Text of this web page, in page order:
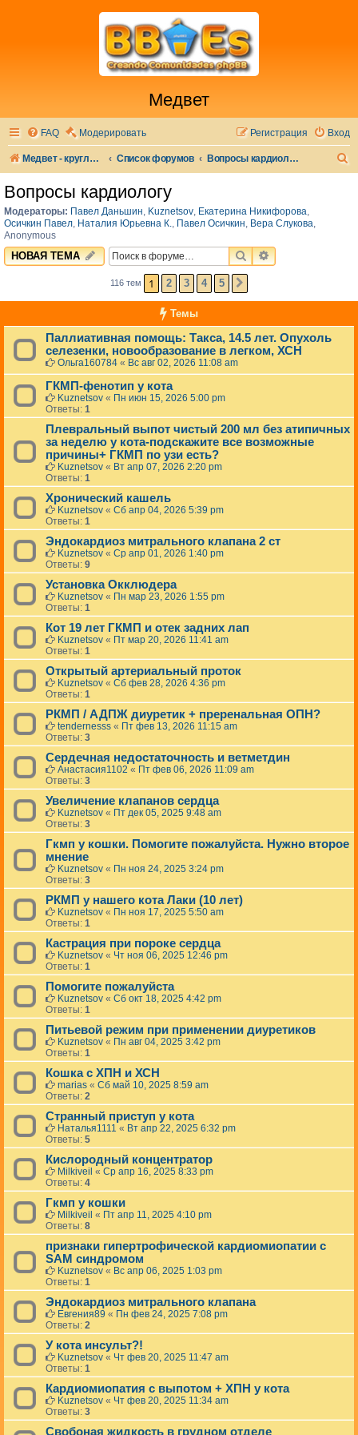
Медвет
FAQ Модерировать Вход
Регистрация
Медвет - круглосуточная ветеринарная клиника в Москве Список форумов Вопросы кардиологу
Вопросы кардиологу
Модераторы: Павел Даньшин, Kuznetsov, Екатерина Никифорова,
Осичкин Павел, Наталия Юрьевна К., Павел Осичкин, Вера Слукова,
Anonymous
НОВАЯ ТЕМА ПОИСКРАСШИРЕННЫЙ
116 тем 1 2 3 4 5
Темы
Паллиативная помощь: Такса, 14.5 лет. Опухоль
селезенки, новообразование в легком, ХСН
Ольга160784 « Вс авг 02, 2026 11:08 am
ГКМП-фенотип у кота
Kuznetsov « Пн июн 15, 2026 5:00 pm
Ответы: 1
Плевральный выпот чистый 200 мл без атипичных
за неделю у кота-подскажите все возможные
причины+ ГКМП по узи есть?
Kuznetsov « Вт апр 07, 2026 2:20 pm
Ответы: 1
Хронический кашель
Kuznetsov « Сб апр 04, 2026 5:39 pm
Ответы: 1
Эндокардиоз митрального клапана 2 ст
Kuznetsov « Ср апр 01, 2026 1:40 pm
Ответы: 9
Установка Окклюдера
Kuznetsov « Пн мар 23, 2026 1:55 pm
Ответы: 1
Кот 19 лет ГКМП и отек задних лап
Kuznetsov « Пт мар 20, 2026 11:41 am
Ответы: 1
Открытый артериальный проток
Kuznetsov « Сб фев 28, 2026 4:36 pm
Ответы: 1
РКМП / АДПЖ диуретик + преренальная ОПН?
tendernesss « Пт фев 13, 2026 11:15 am
Ответы: 3
Сердечная недостаточность и ветметдин
Анастасия1102 « Пт фев 06, 2026 11:09 am
Ответы: 3
Увеличение клапанов сердца
Kuznetsov « Пт дек 05, 2025 9:48 am
Ответы: 3
Гкмп у кошки. Помогите пожалуйста. Нужно второе
мнение
Kuznetsov « Пн ноя 24, 2025 3:24 pm
Ответы: 3
РКМП у нашего кота Лаки (10 лет)
Kuznetsov « Пн ноя 17, 2025 5:50 am
Ответы: 1
Кастрация при пороке сердца
Kuznetsov « Чт ноя 06, 2025 12:46 pm
Ответы: 1
Помогите пожалуйста
Kuznetsov « Сб окт 18, 2025 4:42 pm
Ответы: 1
Питьевой режим при применении диуретиков
Kuznetsov « Пн авг 04, 2025 3:42 pm
Ответы: 1
Кошка с ХПН и ХСН
marias « Сб май 10, 2025 8:59 am
Ответы: 2
Странный приступ у кота
Наталья1111 « Вт апр 22, 2025 6:32 pm
Ответы: 5
Кислородный концентратор
Milkiveil « Ср апр 16, 2025 8:33 pm
Ответы: 4
Гкмп у кошки
Milkiveil « Пт апр 11, 2025 4:10 pm
Ответы: 8
признаки гипертрофической кардиомиопатии с
SAM синдромом
Kuznetsov « Вс апр 06, 2025 1:03 pm
Ответы: 1
Эндокардиоз митрального клапана
Евгения89 « Пн фев 24, 2025 7:08 pm
Ответы: 2
У кота инсульт?!
Kuznetsov « Чт фев 20, 2025 11:47 am
Ответы: 1
Кардиомиопатия с выпотом + ХПН у кота
Kuznetsov « Чт фев 20, 2025 11:34 am
Ответы: 3
Свобоная жидкость в грудном отделе